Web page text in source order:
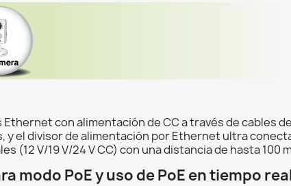
Ethernet con alimentación de CC a través de cables
el divisor de alimentación por Ethernet ultra
(12 V/19 V/24 V CC) con una distancia de hasta 100
modo PoE y uso de PoE en tiempo